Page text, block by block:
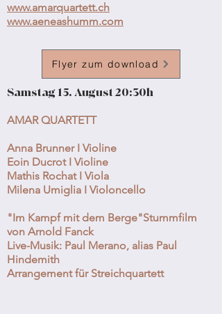
www.amarquartett.ch
www.aeneashumm.com
Flyer zum download
Samstag 15. August 20:30h
AMAR QUARTETT
Anna Brunner I Violine
Eoin Ducrot I Violine
Mathis Rochat I Viola
Milena Umiglia I Violoncello
"Im Kampf mit dem Berge"Stummfilm
von Arnold Fanck
Live-Musik: Paul Merano, alias Paul
Hindemith
Arrangement für Streichquartett